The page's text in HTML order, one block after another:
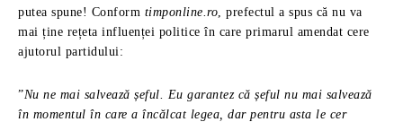
putea spune! Conform timponline.ro, prefectul a spus că nu va
mai ține rețeta influenței politice în care primarul amendat cere
ajutorul partidului:
”Nu ne mai salvează șeful. Eu garantez că șeful nu mai salvează
în momentul în care a încălcat legea, dar pentru asta le cer